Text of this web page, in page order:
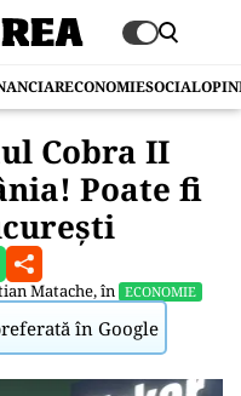
ECONOMIESOCIAL
Cobra II
Poate fi
Matache, în ECONOMIE
în Google